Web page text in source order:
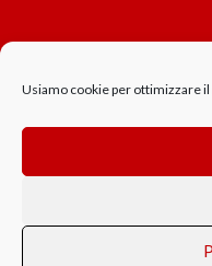
Usiamo cookie per ottimizzare
© 2021 Solares Fondazione